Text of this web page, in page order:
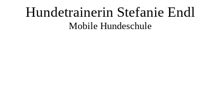
Hundetrainerin Stefanie Endl
Mobile Hundeschule